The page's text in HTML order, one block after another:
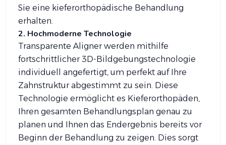
Sie eine kieferorthopädische Behandlung
erhalten.
2. Hochmoderne Technologie
Transparente Aligner werden mithilfe
fortschrittlicher 3D-Bildgebungstechnologie
individuell angefertigt, um perfekt auf Ihre
Zahnstruktur abgestimmt zu sein. Diese
Technologie ermöglicht es Kieferorthopäden,
Ihren gesamten Behandlungsplan genau zu
planen und Ihnen das Endergebnis bereits vor
Beginn der Behandlung zu zeigen. Dies sorgt